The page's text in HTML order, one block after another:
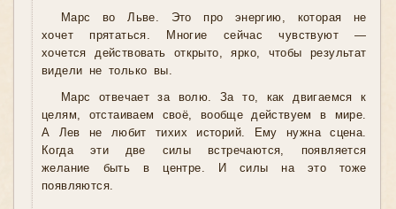
Марс во Льве. Это про энергию, которая не
хочет прятаться. Многие сейчас чувствуют —
хочется действовать открыто, ярко, чтобы результат
видели не только вы.
Марс отвечает за волю. За то, как двигаемся к
целям, отстаиваем своё, вообще действуем в мире.
А Лев не любит тихих историй. Ему нужна сцена.
Когда эти две силы встречаются, появляется
желание быть в центре. И силы на это тоже
появляются.